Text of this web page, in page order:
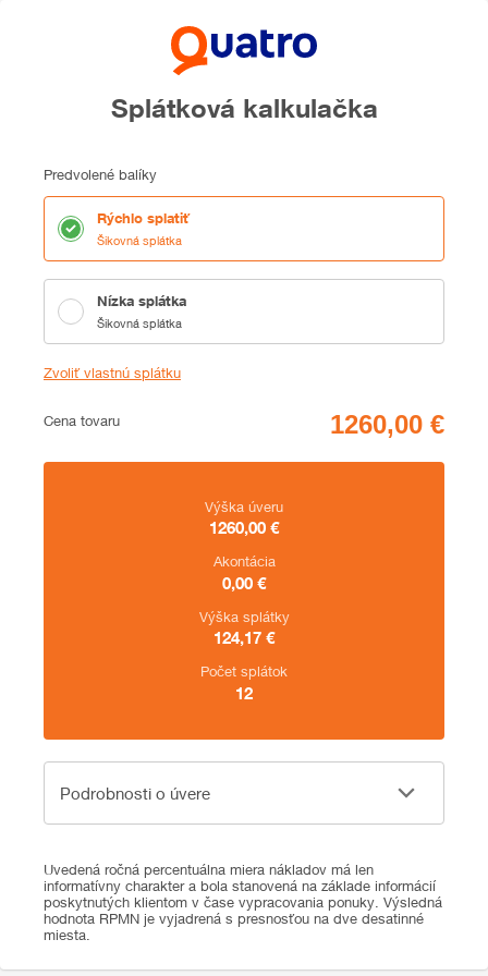
Splátková kalkulačka
Predvolené balíky
Rýchlo splatiť
Šikovná splátka
Nízka splátka
Šikovná splátka
Zvoliť vlastnú splátku
Cena
Cena tovaru
Zhrnutie
Výška úveru
1260,00 €
Akontácia
0,00 €
Výška splátky
124,17 €
Počet splátok
12
Podrobnosti o úvere
Podrobnosti o úvere
Uvedená ročná percentuálna miera nákladov má len
informatívny charakter a bola stanovená na základe informácií
poskytnutých klientom v čase vypracovania ponuky. Výsledná
hodnota RPMN je vyjadrená s presnosťou na dve desatinné
miesta.